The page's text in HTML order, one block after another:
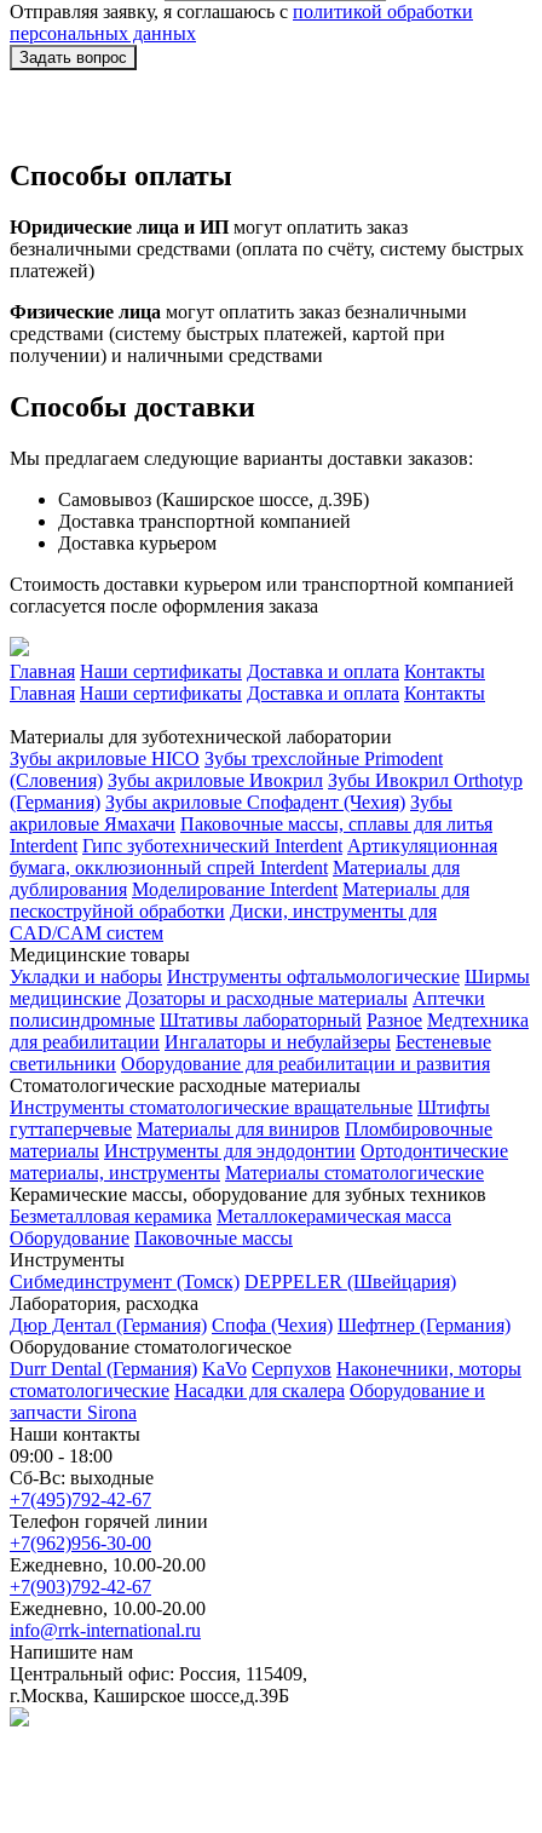
Отправляя заявку, я соглашаюсь с политикой обработки
персональных данных
Способы оплаты
Юридические лица и ИП могут оплатить заказ
безналичными средствами (оплата по счёту, систему быстрых
платежей)
Физические лица могут оплатить заказ безналичными
средствами (систему быстрых платежей, картой при
получении) и наличными средствами
Способы доставки
Мы предлагаем следующие варианты доставки заказов:
Самовывоз (Каширское шоссе, д.39Б)
Доставка транспортной компанией
Доставка курьером
Стоимость доставки курьером или транспортной компанией
согласуется после оформления заказа
Главная Наши сертификаты Доставка и оплата Контакты
Главная Наши сертификаты Доставка и оплата Контакты
Материалы для зуботехнической лаборатории
Зубы акриловые HICO Зубы трехслойные Primodent
(Словения) Зубы акриловые Ивокрил Зубы Ивокрил Orthotyp
(Германия) Зубы акриловые Спофадент (Чехия) Зубы
акриловые Ямахачи Паковочные массы, сплавы для литья
Interdent Гипс зуботехнический Interdent Артикуляционная
бумага, окклюзионный спрей Interdent Материалы для
дублирования Моделирование Interdent Материалы для
пескоструйной обработки Диски, инструменты для
CAD/CAM систем
Медицинские товары
Укладки и наборы Инструменты офтальмологические Ширмы
медицинские Дозаторы и расходные материалы Аптечки
полисиндромные Штативы лабораторный Разное Медтехника
для реабилитации Ингалаторы и небулайзеры Бестеневые
светильники Оборудование для реабилитации и развития
Стоматологические расходные материалы
Инструменты стоматологические вращательные Штифты
гуттаперчевые Материалы для виниров Пломбировочные
материалы Инструменты для эндодонтии Ортодонтические
материалы, инструменты Материалы стоматологические
Керамические массы, оборудование для зубных техников
Безметалловая керамика Металлокерамическая масса
Оборудование Паковочные массы
Инструменты
Cибмединструмент (Томск) DEPPELER (Швейцария)
Лаборатория, расходка
Дюр Дентал (Германия) Спофа (Чехия) Шефтнер (Германия)
Оборудование стоматологическое
Durr Dental (Германия) KaVo Серпухов Наконечники, моторы
стоматологические Насадки для скалера Оборудование и
запчасти Sirona
Наши контакты
09:00 - 18:00
Сб-Вс: выходные
+7(495)792-42-67
Телефон горячей линии
+7(962)956-30-00
Ежедневно, 10.00-20.00
+7(903)792-42-67
Ежедневно, 10.00-20.00
info@rrk-international.ru
Напишите нам
Центральный офис: Россия, 115409,
г.Москва, Каширское шоссе,д.39Б